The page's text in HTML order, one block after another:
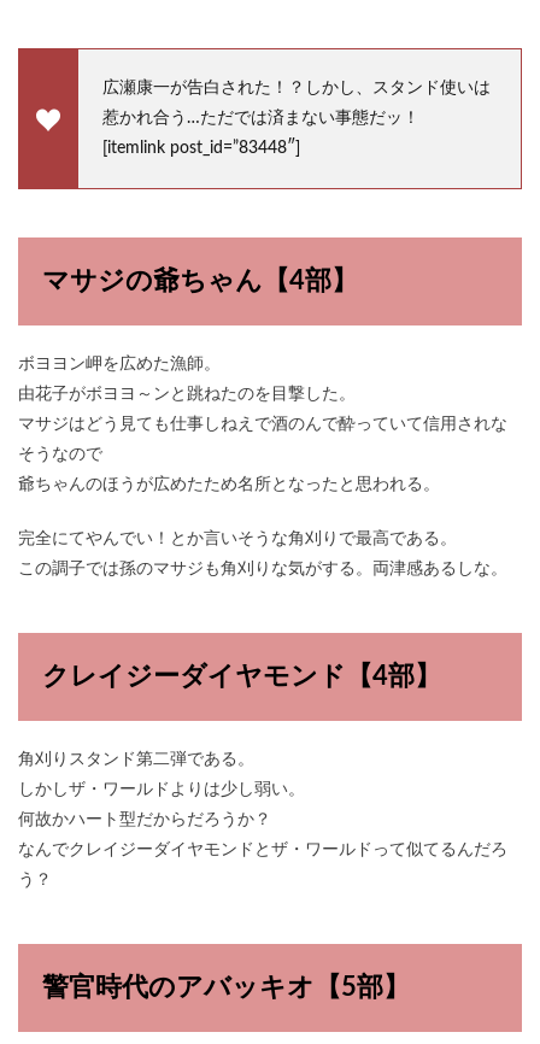
広瀬康一が告白された！？しかし、スタンド使いは
惹かれ合う…ただでは済まない事態だッ！
[itemlink post_id=”83448″]
マサジの爺ちゃん【4部】
ボヨヨン岬を広めた漁師。
由花子がボヨヨ～ンと跳ねたのを目撃した。
マサジはどう見ても仕事しねえで酒のんで酔っていて信用されな
そうなので
爺ちゃんのほうが広めたため名所となったと思われる。
完全にてやんでい！とか言いそうな角刈りで最高である。
この調子では孫のマサジも角刈りな気がする。両津感あるしな。
クレイジーダイヤモンド【4部】
角刈りスタンド第二弾である。
しかしザ・ワールドよりは少し弱い。
何故かハート型だからだろうか？
なんでクレイジーダイヤモンドとザ・ワールドって似てるんだろ
う？
警官時代のアバッキオ【5部】